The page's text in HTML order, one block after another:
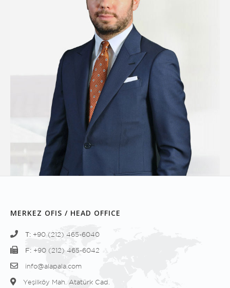
MERKEZ OFIS / HEAD OFFICE
T: +90 (212) 465-6040
F: +90 (212) 465-6042
info@alapala.com
Yeşilköy Mah. Atatürk Cad.